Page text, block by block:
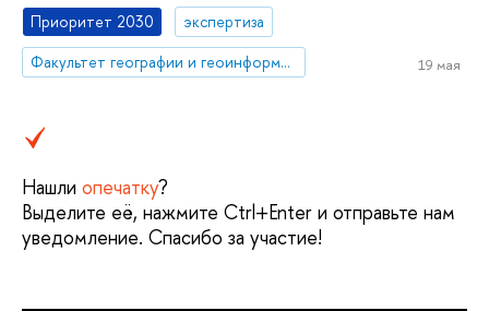
Приоритет 2030
экспертиза
Факультет географии и геоинформационных технологий
19 мая
Нашли опечатку?
Выделите её, нажмите Ctrl+Enter и отправьте нам
уведомление. Спасибо за участие!